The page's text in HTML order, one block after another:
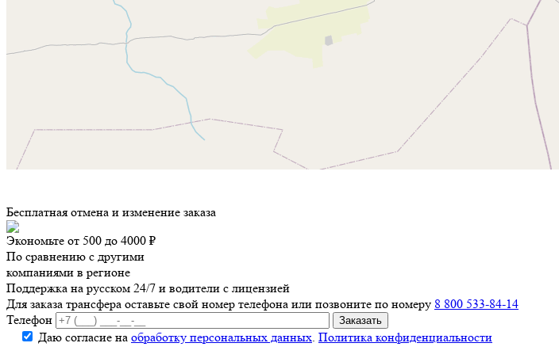
Бесплатная отмена и изменение заказа
Экономьте от 500 до 4000 ₽
По сравнению с другими
компаниями в регионе
Поддержка на русском 24/7 и водители с лицензией
Для заказа трансфера оставьте свой номер телефона или позвоните по номеру 8 800 533-84-14
Телефон
Даю согласие на обработку персональных данных. Политика конфиденциальности